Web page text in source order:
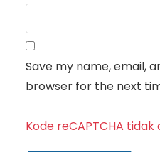
Save my name, email,
browser for the next
Kode reCAPTCHA